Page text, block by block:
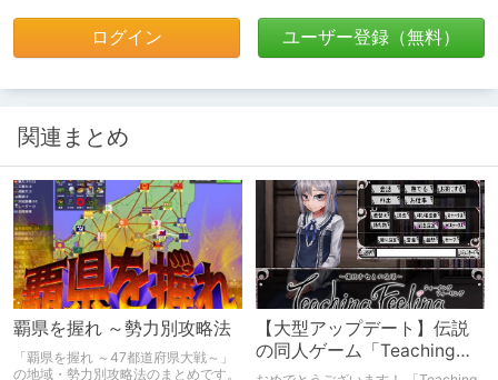
ログイン ユーザー登録（無料）
関連まとめ
覇県を握れ ～勢力別攻略法
「覇県を握れ ～47都道府県大戦～」
の地域・勢力別攻略法のまとめです。
【大型アップデート】伝説
の同人ゲーム「Teaching
Feeling」が5周年！